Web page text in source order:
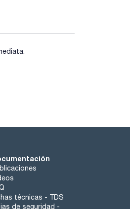
técnicas - TDS
de seguridad -